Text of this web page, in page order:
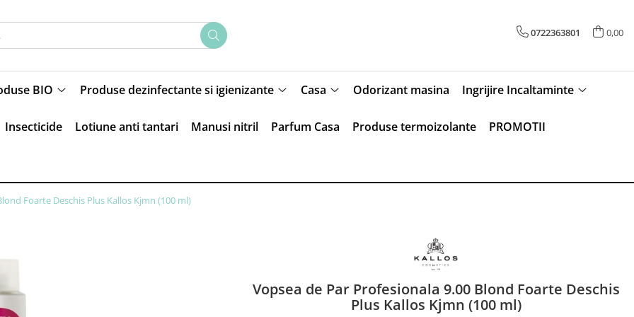
0722363801 0,00
BIO Produse dezinfectante si igienizante Casa Odorizant masina Ingrijire Incaltaminte
Insecticide Lotiune anti tantari Manusi nitril Parfum Casa Produse termoizolante PROMOTII
Foarte Deschis Plus Kallos Kjmn (100 ml)
Vopsea de Par Profesionala 9.00 Blond Foarte Deschis
Plus Kallos Kjmn (100 ml)